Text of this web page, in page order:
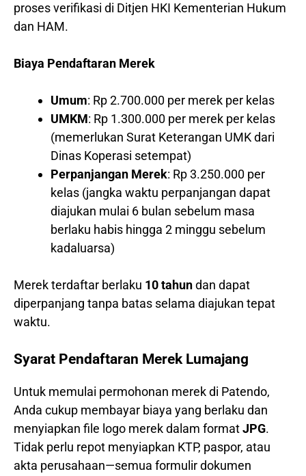
proses verifikasi di Ditjen HKI Kementerian Hukum
dan HAM.
Biaya Pendaftaran Merek
Umum: Rp 2.700.000 per merek per kelas
UMKM: Rp 1.300.000 per merek per kelas
(memerlukan Surat Keterangan UMK dari
Dinas Koperasi setempat)
Perpanjangan Merek: Rp 3.250.000 per
kelas (jangka waktu perpanjangan dapat
diajukan mulai 6 bulan sebelum masa
berlaku habis hingga 2 minggu sebelum
kadaluarsa)
Merek terdaftar berlaku 10 tahundan dapat
diperpanjang tanpa batas selama diajukan tepat
waktu.
Syarat Pendaftaran Merek Lumajang
Untuk memulai permohonan merek di Patendo,
Anda cukup membayar biaya yang berlaku dan
menyiapkan file logo merek dalam formatJPG.
Tidak perlu repot menyiapkan KTP, paspor, atau
akta perusahaan—semua formulir dokumen